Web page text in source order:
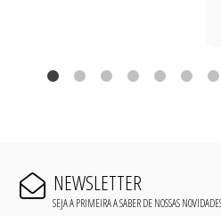
NEWSLETTER
SEJA A PRIMEIRA A SABER DE NOSSAS